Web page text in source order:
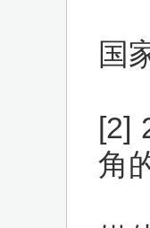
国
[2]
角